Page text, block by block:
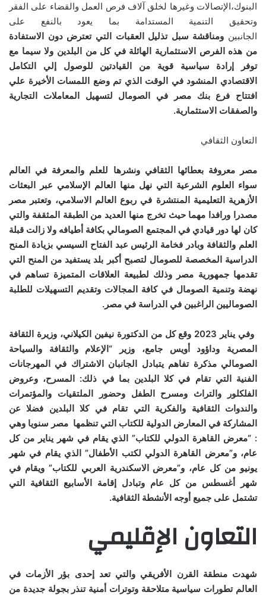
البنوك،الإتصالات وغيرها لخلق آلاف فرص العمل والقضاء على الفقر
وتحقيق التنمية المستدامة بما يعود بالنفع على
الجانبين ومناقشة سبل تذليل العقبات التي تعترض دون الاستفادة
من هذه الفرص الاستثمارية الهائلة في كل من البلدين ولا سيما مع
توفر إرادة سياسية قوية من القيادتين للوصول إلي التكامل
الاقتصادي المنشود في الوقت الذي تم وضع اللمسات الأخيرة علي
افتتاح فرع بنك مصر في الصومال لتسهيل المعاملات التجارية
والصفقات الاستثمارية.
التعاون الثقافي
مصر معروفة بعطائها الثقافي ونشرها للعلم والمعرفة في العالم
سواء العلوم الشرعية التي نهل منها العالم الإسلامي عبر البعثات
الأزهرية التعليمية المنتشرة في ربوع العالم الاسلامي، وتعتبر مصر
مصدرا ورافدا مهما حيث تخرج منها العديد من الطبقة المثقفة والتي
كان لها دور قيادي في المجتمع الصومالي بكافة أطيافه ولا زالت قبلة
العلم والثقافة وبادر فخامة الرئيس عبد الفتاح السيسي بزيادة المنح
الدراسية المخصصة للصومال لتصبح أكبر بلد يستفيد من المنح التي
تقدمها جمهورية مصر وذلك لطبيعة العلاقات المتميزة تساهم في
نهضة وتنمية الصومال في كافة المجالات وتقديم التسهيلات للطلبة
الصوماليين الراغبين في الدراسة في مصر.
وفي يناير 2023 وقع كل من الدكتورة نيفين الكيلاني، وزيرة الثقافة
المصرية وداؤود أويس جامع، وزير “الإعلام والثقافة والسياحة
الصومالي مذكرة تفاهم يتبادل الجانبان الاشتراك في المهرجانات
الفنية
التي تقام في كلا البلدين بما في ذلك: المسرح، وعروض
الفلكلور والتراث ومسرح الطفل وحضور الملتقيات والمؤتمرات
والندوات الثقافية والفكرية التي تقام في كلا البلدين فضلا عن
المشاركة في المعارض الدولية للكتاب التي تنظمها مصر سنويا وهي
: “معرض القاهرة الدولي للكتاب” الذي يقام في شهر يناير من كل
عام، و”معرض القاهرة الدولي لكتب الأطفال” الذي يقام في شهر
يونيو من كل عام، و”معرض الاسكندرية العربي للكتاب” ويقام في
شهر أغسطس من كل عام وتبادل إقامة الأسابيع الثقافية التي
تشتمل على جميع أوجه الأنشطة الثقافية.
التعاون الإقليمي
شهدت منطقة القرن الأفريقي والتي تعد إحدى بؤر الأزمات في
العالم تطورات سياسية متلاحقة وتوترات أمنية تنذر بجولة جديدة من